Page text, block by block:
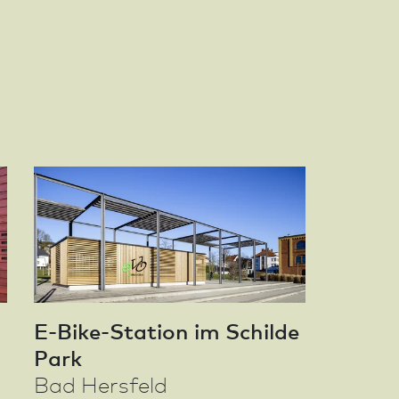
E-Bike-Station im Schilde
Park
Bad Hersfeld